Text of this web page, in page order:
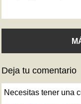
Deja tu comentario
Necesitas tener una